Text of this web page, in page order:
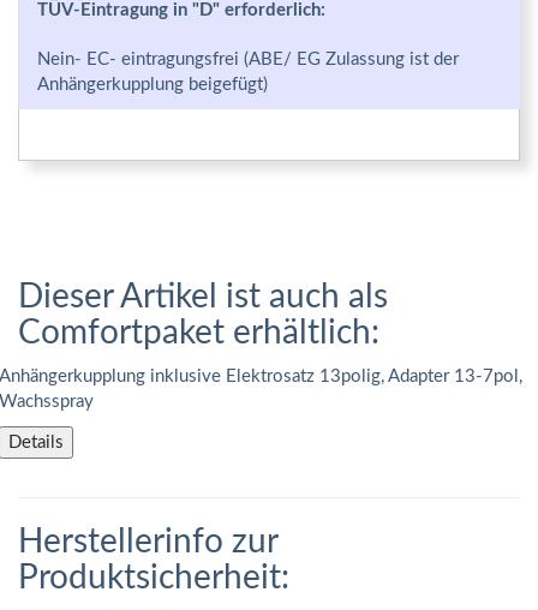
TÜV-Eintragung in "D" erforderlich:
Nein- EC- eintragungsfrei (ABE/ EG Zulassung ist der
Anhängerkupplung beigefügt)
Dieser Artikel ist auch als
Comfortpaket erhältlich:
Anhängerkupplung inklusive Elektrosatz 13polig, Adapter 13-7pol,
Wachsspray
Details
Herstellerinfo zur
Produktsicherheit: